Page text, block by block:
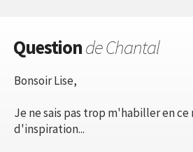
Questionde Chantal
Bonsoir Lise,
Je ne sais pas trop m'habiller en
d'inspiration...